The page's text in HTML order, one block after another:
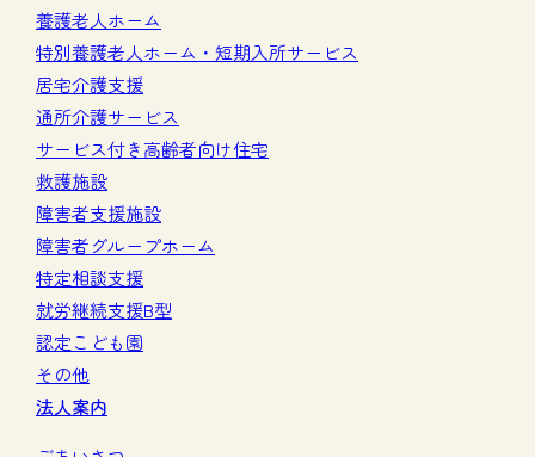
養護老人ホーム
特別養護老人ホーム・短期入所サービス
居宅介護支援
通所介護サービス
サービス付き高齢者向け住宅
救護施設
障害者支援施設
障害者グループホーム
特定相談支援
就労継続支援B型
認定こども園
その他
法人案内